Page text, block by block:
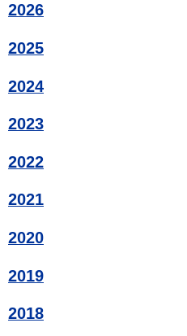
2026
2025
2024
2023
2022
2021
2020
2019
2018